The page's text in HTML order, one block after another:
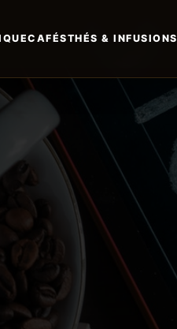
CAFÉSTHÉS & INFUSIONS